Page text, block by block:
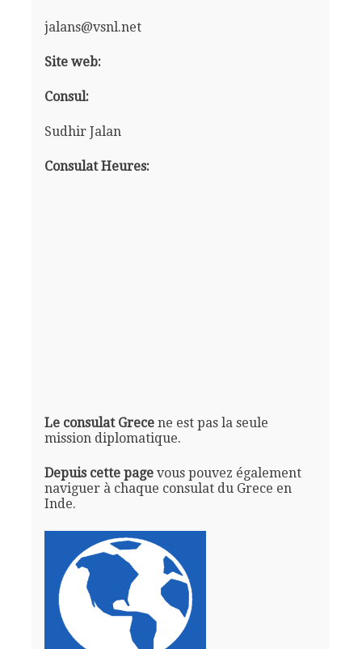
jalans@vsnl.net
Site web:
Consul:
Sudhir Jalan
Consulat Heures:
Le consulat Grecene est pas la seule
mission diplomatique.
Depuis cette pagevous pouvez également
naviguer à chaque consulat du Grece en
Inde.